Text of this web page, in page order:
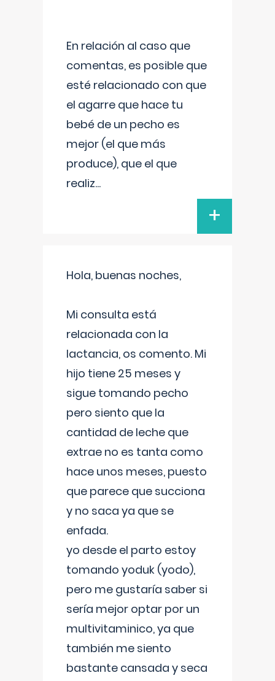
En relación al caso que
comentas, es posible que
esté relacionado con que
el agarre que hace tu
bebé de un pecho es
mejor (el que más
produce), que el que
realiz...
+
Hola, buenas noches,
Mi consulta está
relacionada con la
lactancia, os comento. Mi
hijo tiene 25 meses y
sigue tomando pecho
pero siento que la
cantidad de leche que
extrae no es tanta como
hace unos meses, puesto
que parece que succiona
y no saca ya que se
enfada.
yo desde el parto estoy
tomando yoduk (yodo),
pero me gustaría saber si
sería mejor optar por un
multivitaminico, ya que
también me siento
bastante cansada y seca